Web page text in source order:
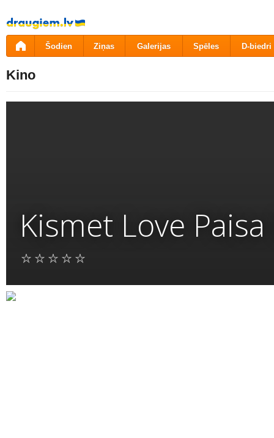
Pāriet
uz
saturu
Šodien Ziņas Galerijas Spēles D-biedri
Kino
Kismet Love